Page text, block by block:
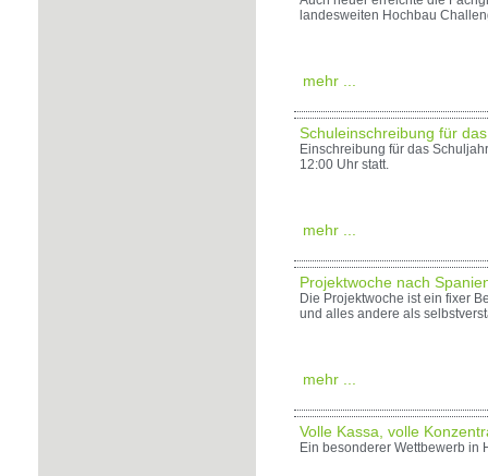
landesweiten Hochbau
mehr ...
Schuleinschreibung für
Einschreibung für das
12:00 Uhr statt.
mehr ...
Projektwoche nach
Die Projektwoche ist ein fixer
und alles andere als
mehr ...
Volle Kassa, volle
Ein besonderer Wettbewerb in